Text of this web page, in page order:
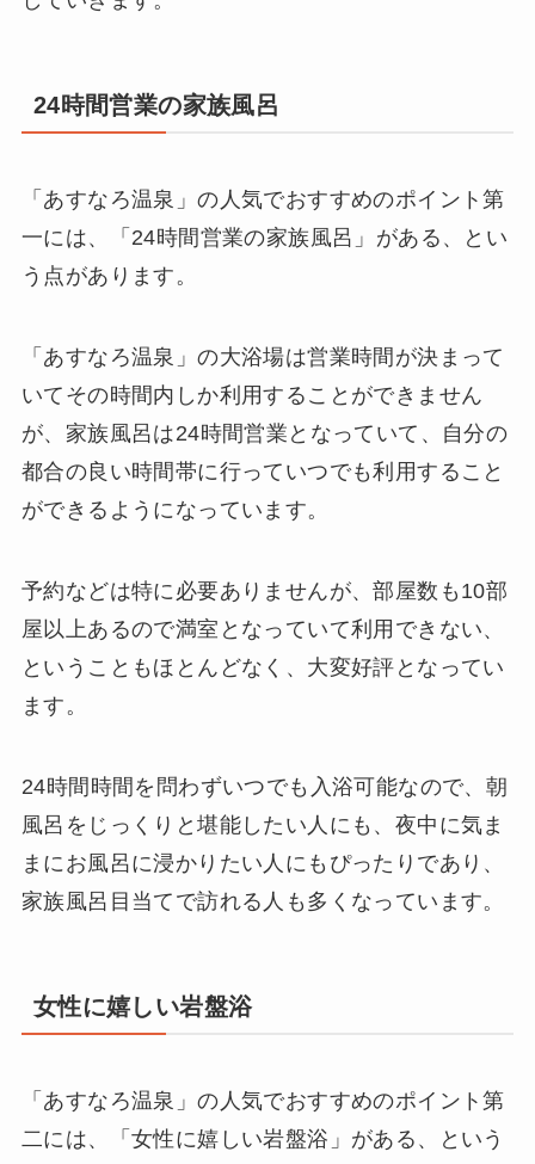
24時間営業の家族風呂
「あすなろ温泉」の人気でおすすめのポイント第
一には、「24時間営業の家族風呂」がある、とい
う点があります。
「あすなろ温泉」の大浴場は営業時間が決まって
いてその時間内しか利用することができません
が、家族風呂は24時間営業となっていて、自分の
都合の良い時間帯に行っていつでも利用すること
ができるようになっています。
予約などは特に必要ありませんが、部屋数も10部
屋以上あるので満室となっていて利用できない、
ということもほとんどなく、大変好評となってい
ます。
24時間時間を問わずいつでも入浴可能なので、朝
風呂をじっくりと堪能したい人にも、夜中に気ま
まにお風呂に浸かりたい人にもぴったりであり、
家族風呂目当てで訪れる人も多くなっています。
女性に嬉しい岩盤浴
「あすなろ温泉」の人気でおすすめのポイント第
二には、「女性に嬉しい岩盤浴」がある、という